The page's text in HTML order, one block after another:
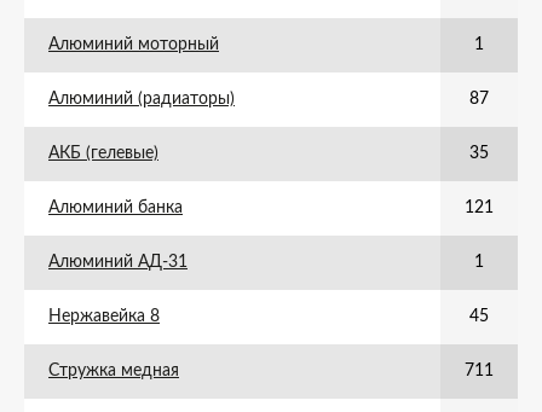
Алюминий моторный 1
Алюминий (радиаторы) 87
АКБ (гелевые) 35
Алюминий банка 121
Алюминий АД-31 1
Нержавейка 8 45
Стружка медная 711